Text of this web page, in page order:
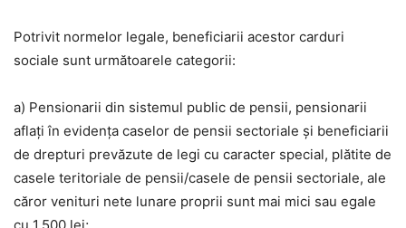
Potrivit normelor legale, beneficiarii acestor carduri
sociale sunt următoarele categorii:
a) Pensionarii din sistemul public de pensii, pensionarii
aflaţi în evidenţa caselor de pensii sectoriale şi beneficiarii
de drepturi prevăzute de legi cu caracter special, plătite de
casele teritoriale de pensii/casele de pensii sectoriale, ale
căror venituri nete lunare proprii sunt mai mici sau egale